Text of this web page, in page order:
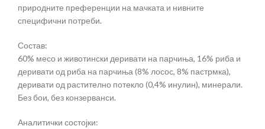
природните преференции на мачката и нивните
специфични потреби.
Состав:
60% месо и животински деривати на парчиња, 16% риба и
деривати од риба на парчиња (8% лосос, 8% пастрмка),
деривати од растително потекло (0,4% инулин), минерали.
Без бои, без конзерванси.
Аналитички состојки: